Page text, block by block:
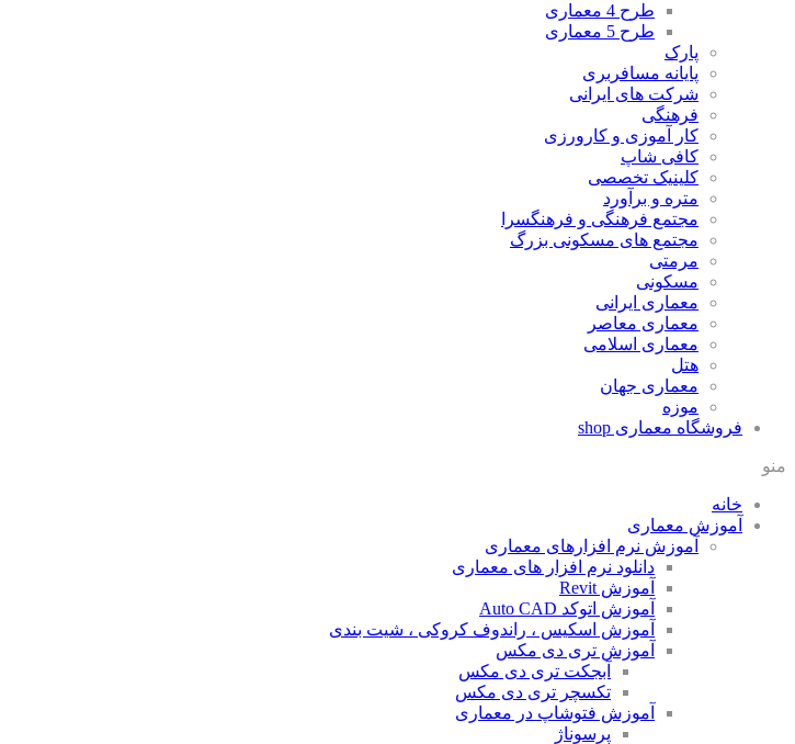
طرح 4 معماری
طرح 5 معماری
پارک
پایانه مسافربری
شرکت های ایرانی
فرهنگی
کار آموزی و کارورزی
کافی شاپ
کلینیک تخصصی
متره و برآورد
مجتمع فرهنگی و فرهنگسرا
مجتمع های مسکونی بزرگ
مرمتی
مسکونی
معماری ایرانی
معماری معاصر
معماری اسلامی
هتل
معماری جهان
موزه
فروشگاه معماری shop
منو
خانه
آموزش معماری
آموزش نرم افزارهای معماری
دانلود نرم افزار های معماری
آموزش Revit
آموزش اتوکد Auto CAD
آموزش اسکیس ، راندوف کروکی ، شیت بندی
آموزش تری دی مکس
آبجکت تری دی مکس
تکسچر تری دی مکس
آموزش فتوشاپ در معماری
پرسوناژ